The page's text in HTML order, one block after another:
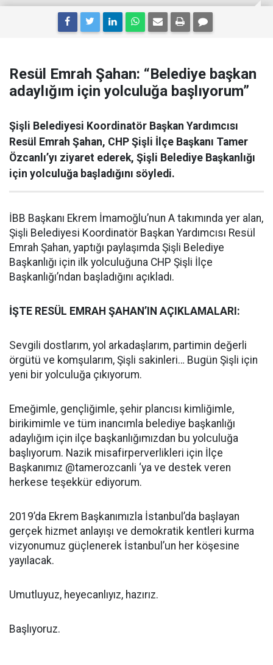
Resül Emrah Şahan: “Belediye başkan
adaylığım için yolculuğa başlıyorum”
Şişli Belediyesi Koordinatör Başkan Yardımcısı
Resül Emrah Şahan, CHP Şişli İlçe Başkanı Tamer
Özcanlı’yı ziyaret ederek, Şişli Belediye Başkanlığı
için yolculuğa başladığını söyledi.
İBB Başkanı Ekrem İmamoğlu’nun A takımında yer alan,
Şişli Belediyesi Koordinatör Başkan Yardımcısı Resül
Emrah Şahan, yaptığı paylaşımda Şişli Belediye
Başkanlığı için ilk yolculuğuna CHP Şişli İlçe
Başkanlığı’ndan başladığını açıkladı.
İŞTE RESÜL EMRAH ŞAHAN’IN AÇIKLAMALARI:
Sevgili dostlarım, yol arkadaşlarım, partimin değerli
örgütü ve komşularım, Şişli sakinleri… Bugün Şişli için
yeni bir yolculuğa çıkıyorum.
Emeğimle, gençliğimle, şehir plancısı kimliğimle,
birikimimle ve tüm inancımla belediye başkanlığı
adaylığım için ilçe başkanlığımızdan bu yolculuğa
başlıyorum. Nazik misafirperverlikleri için İlçe
Başkanımız @tamerozcanli ‘ya ve destek veren
herkese teşekkür ediyorum.
2019’da Ekrem Başkanımızla İstanbul’da başlayan
gerçek hizmet anlayışı ve demokratik kentleri kurma
vizyonumuz güçlenerek İstanbul’un her köşesine
yayılacak.
Umutluyuz, heyecanlıyız, hazırız.
Başlıyoruz.